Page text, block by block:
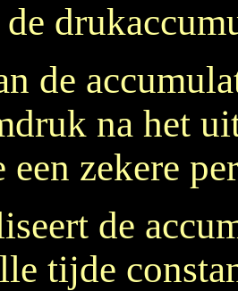
de
na het
een zekere
de
tijde